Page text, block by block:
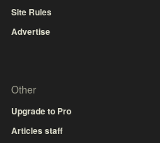
Site Rules
Advertise
Other
Upgrade to Pro
Articles staff